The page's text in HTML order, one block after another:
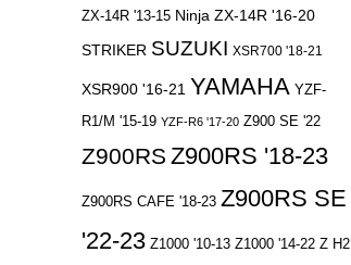
ZX-14R '13-15 Ninja ZX-14R '16-20
STRIKER SUZUKI XSR700 '18-21
XSR900 '16-21 YAMAHA YZF-
R1/M '15-19 YZF-R6 '17-20 Z900 SE '22
Z900RS Z900RS '18-23
Z900RS CAFE '18-23 Z900RS SE
'22-23 Z1000 '10-13 Z1000 '14-22 Z H2